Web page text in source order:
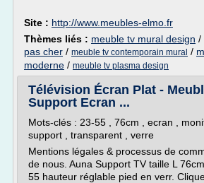
Site : http://www.meubles-elmo.fr
Thèmes liés : meuble tv mural design /
pas cher / meuble tv contemporain mural /
moderne / meuble tv plasma design
Télévision Écran Plat -
Support Ecran ...
Mots-clés : 23-55 , 76cm , ecran ,
support , transparent , verre
Mentions légales & processus de
de nous. Auna Support TV taille L
55 hauteur réglable pied en verr.